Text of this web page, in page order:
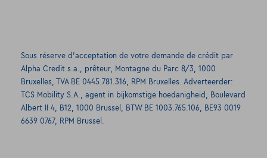
Sous réserve d’acceptation de votre demande de crédit par
Alpha Credit s.a., prêteur, Montagne du Parc 8/3, 1000
Bruxelles, TVA BE 0445.781.316, RPM Bruxelles. Adverteerder:
TCS Mobility S.A., agent in bijkomstige hoedanigheid, Boulevard
Albert II 4, B12, 1000 Brussel, BTW BE 1003.765.106, BE93 0019
6639 0767, RPM Brussel.